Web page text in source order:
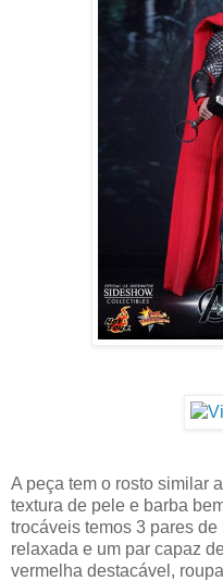
A peça tem o rosto similar
textura de pele e barba
trocáveis temos 3 pares
relaxada e um par capaz
vermelha destacável,